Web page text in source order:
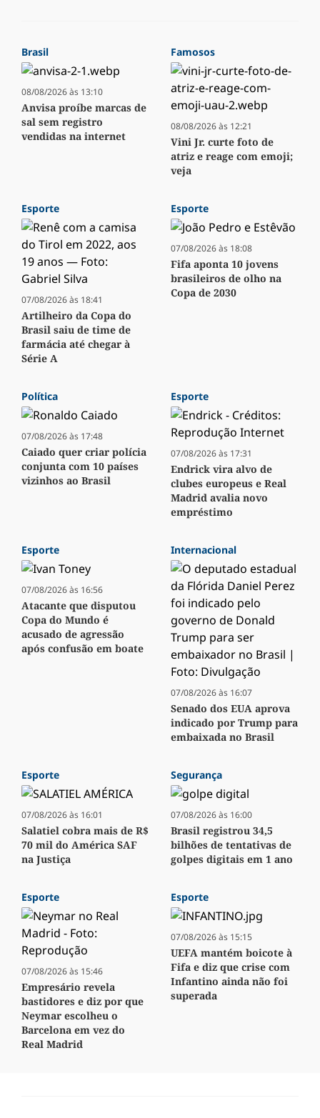
Brasil
08/08/2026 às 13:10
Anvisa proíbe marcas de
sal sem registro
vendidas na internet
Famosos
08/08/2026 às 12:21
Vini Jr. curte foto de
atriz e reage com emoji;
veja
Esporte
07/08/2026 às 18:41
Artilheiro da Copa do
Brasil saiu de time de
farmácia até chegar à
Série A
Esporte
07/08/2026 às 18:08
Fifa aponta 10 jovens
brasileiros de olho na
Copa de 2030
Política
07/08/2026 às 17:48
Caiado quer criar polícia
conjunta com 10 países
vizinhos ao Brasil
Esporte
07/08/2026 às 17:31
Endrick vira alvo de
clubes europeus e Real
Madrid avalia novo
empréstimo
Esporte
07/08/2026 às 16:56
Atacante que disputou
Copa do Mundo é
acusado de agressão
após confusão em boate
Internacional
07/08/2026 às 16:07
Senado dos EUA aprova
indicado por Trump para
embaixada no Brasil
Esporte
07/08/2026 às 16:01
Salatiel cobra mais de R$
70 mil do América SAF
na Justiça
Segurança
07/08/2026 às 16:00
Brasil registrou 34,5
bilhões de tentativas de
golpes digitais em 1 ano
Esporte
07/08/2026 às 15:46
Empresário revela
bastidores e diz por que
Neymar escolheu o
Barcelona em vez do
Real Madrid
Esporte
07/08/2026 às 15:15
UEFA mantém boicote à
Fifa e diz que crise com
Infantino ainda não foi
superada